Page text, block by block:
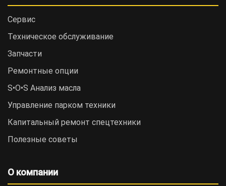
Сервис
Техническое обслуживание
Запчасти
Ремонтные опции
S•O•S Анализ масла
Управление парком техники
Капитальный ремонт спецтехники
Полезные советы
О компании